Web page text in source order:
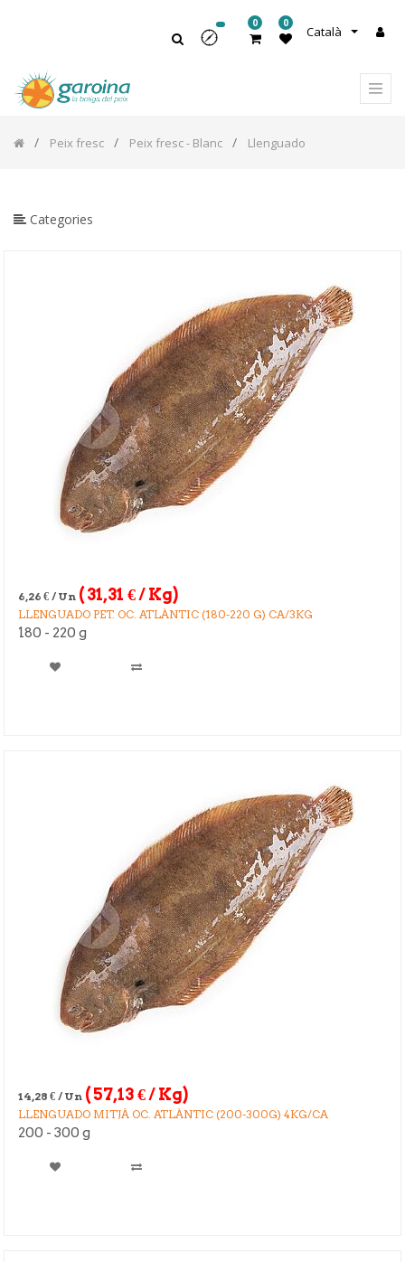
Català
0 0
Peix fresc Peix fresc - Blanc Llenguado
Categories
6,26 € / Un (31,31 €/ Kg)
LLENGUADO PET. OC. ATLÀNTIC (180-220 G) CA/3KG
180 - 220 g
14,28 € / Un (57,13€/ Kg)
LLENGUADO MITJÀ OC. ATLÀNTIC (200-300G) 4KG/CA
200 - 300 g